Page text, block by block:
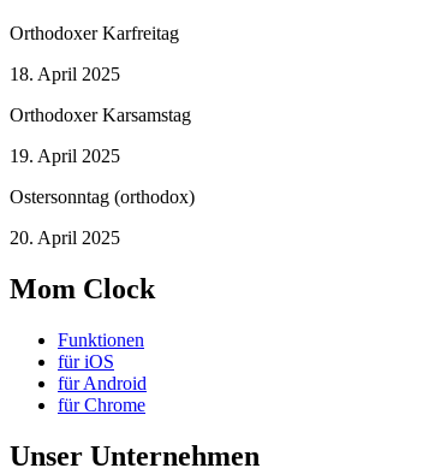
Orthodoxer Karfreitag
18. April 2025
Orthodoxer Karsamstag
19. April 2025
Ostersonntag (orthodox)
20. April 2025
Mom Clock
Funktionen
für iOS
für Android
für Chrome
Unser Unternehmen